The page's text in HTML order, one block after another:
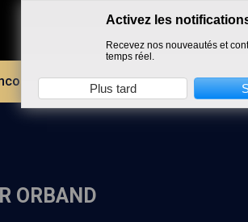
plus d'AKADEM ? Découvrez les
ORBAND
Activez les
Recevez nos nouveautés et
temps réel.
Plus tard